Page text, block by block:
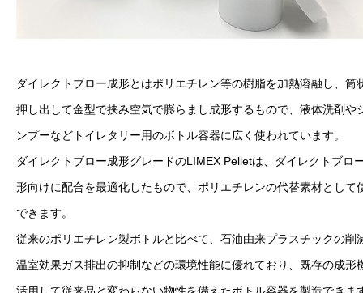
ダイレクトブロー成形とはポリエチレン等の樹脂を加熱溶融し、筒
押し出して金型で挟み空気で膨らまし成形するもので、液体洗剤や
ンプーなどトイレタリー用のボトル容器に広く使われています。
ダイレクトブロー成形グレードのLIMEX Pelletは、ダイレクトブロ
形向けに配合を最適化したもので、ポリエチレンの代替素材として
できます。
従来のポリエチレン製ボトルと比べて、石油由来プラスチックの削
温室効果ガス排出の抑制などの環境性能に優れており、既存の成形